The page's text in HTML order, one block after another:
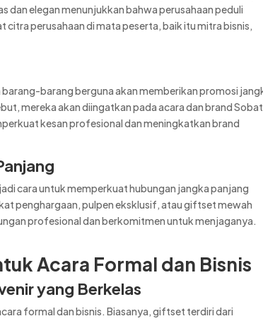
dan elegan menunjukkan bahwa perusahaan peduli
perusahaan di mata peserta, baik itu mitra bisnis,
barang berguna akan memberikan promosi
mereka akan diingatkan pada acara dan brand
kesan profesional dan meningkatkan brand
cara untuk memperkuat hubungan jangka panjang
penghargaan, pulpen eksklusif, atau giftset mewah
profesional dan berkomitmen untuk menjaganya.
Acara Formal dan Bisnis
yang Berkelas
formal dan bisnis. Biasanya, giftset terdiri dari